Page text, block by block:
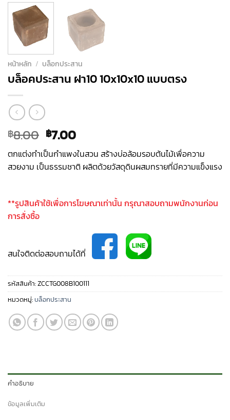
หน้าหลัก / บล็อกประสาน
บล็อคประสาน ฝา10 10x10x10 แบบตรง
฿8.00 Original
price
was:
฿8.00.
฿7.00Current
price
is:
฿7.00.
ตกแต่งทำเป็นกำแพงในสวน สร้างบ่อล้อมรอบต้นไม้เพื่อความ
สวยงาม เป็นธรรมชาติ ผลิตด้วยวัสดุดินผสมทรายที่มีความแข็งแรง
**รูปสินค้าใช้เพื่อการโฆษณาเท่านั้น กรุณาสอบถามพนักงานก่อน
การสั่งซื้อ
สนใจติดต่อสอบถามได้ที่
รหัสสินค้า:ZCCTG008B100111
หมวดหมู่: บล็อกประสาน
คำอธิบาย
ข้อมูลเพิ่มเติม